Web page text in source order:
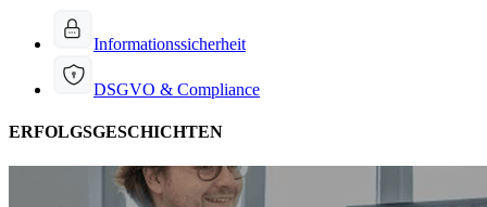
Informationssicherheit
DSGVO & Compliance
ERFOLGSGESCHICHTEN